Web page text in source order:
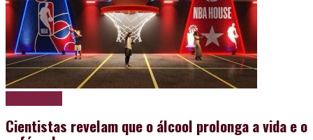
Cientistas revelam que o álcool prolonga a vida e o